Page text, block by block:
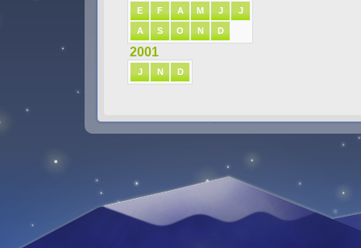
E F A M J J
A S O N D
2001
J N D